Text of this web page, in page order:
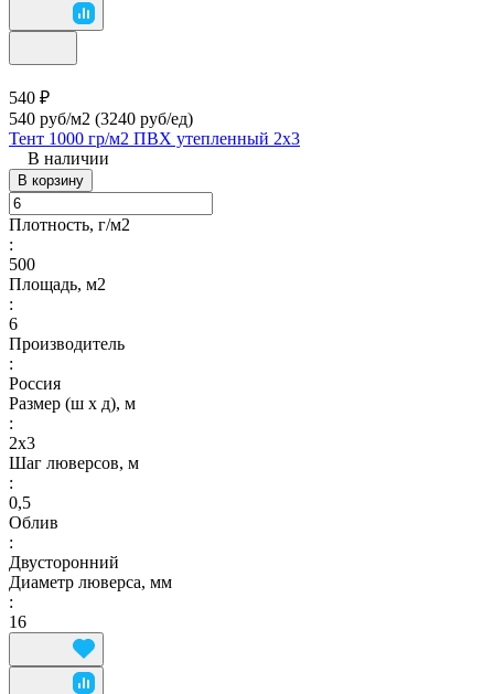
540 ₽
540 руб/м2 (3240 руб/eд)
Тент 1000 гр/м2 ПВХ утепленный 2х3
В наличии
В корзину
Плотность, г/м2
:
500
Площадь, м2
:
6
Производитель
:
Россия
Размер (ш х д), м
:
2х3
Шаг люверсов, м
:
0,5
Облив
:
Двусторонний
Диаметр люверса, мм
:
16